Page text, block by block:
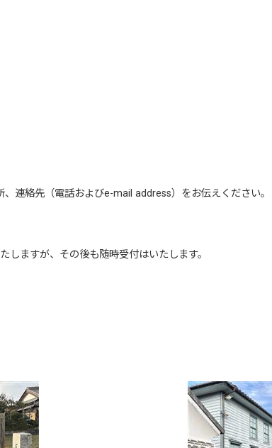
連絡先（電話およびe-mail address）をお伝えください。
ますが、その後も随時受付はいたします。